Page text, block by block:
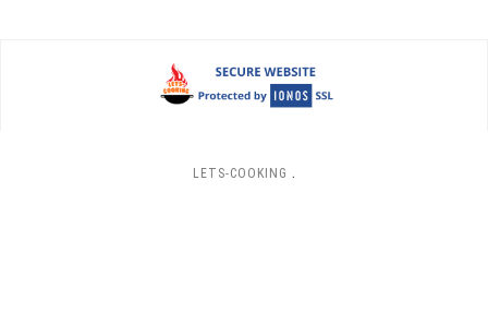
LETS-COOKING .